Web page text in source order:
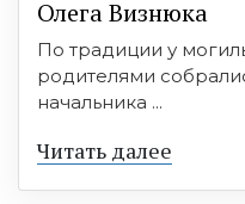
Олега Визнюка
По традиции у
родителями
начальника ...
Читать далее